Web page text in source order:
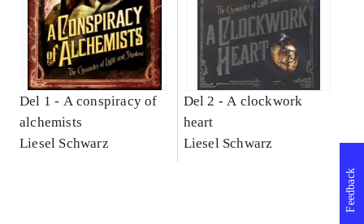
Del 1 - A conspiracy of
alchemists
Liesel Schwarz
Del 2 -A clockwork
heart
Liesel Schwarz
Feedback